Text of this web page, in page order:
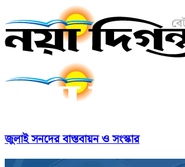
জুলাই সনদের বাস্তবায়ন ও সংস্কার